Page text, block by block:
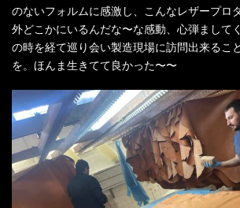
のないフォルムに感激し、こんなレザープロ
外どこかにいるんだな〜な感動、心弾まして
の時を経て巡り会い製造現場に訪問出来るこ
を。ほんま生きてて良かった〜〜